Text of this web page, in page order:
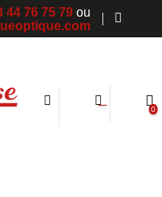
44 76 75 79 ou
0